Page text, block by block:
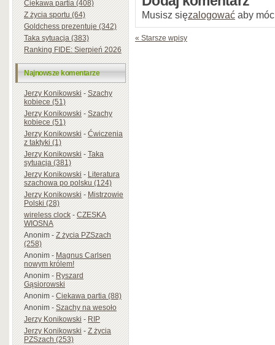
Ciekawa partia (408)
Z życia sportu (64)
Goldchess prezentuje (342)
Taka sytuacja (383)
Ranking FIDE: Sierpień 2026
Najnowsze komentarze
Jerzy Konikowski-Szachy
kobiece (51)
Jerzy Konikowski-Szachy
kobiece (51)
Jerzy Konikowski-Ćwiczenia
z taktyki (1)
Jerzy Konikowski-Taka
sytuacja (381)
Jerzy Konikowski-Literatura
szachowa po polsku (124)
Jerzy Konikowski-Mistrzowie
Polski (28)
wireless clock-CZESKA
WIOSNA
Anonim-Z życia PZSzach
(258)
Anonim-Magnus Carlsen
nowym królem!
Anonim-Ryszard
Gąsiorowski
Anonim-Ciekawa partia (88)
Anonim-Szachy na wesoło
Jerzy Konikowski-RIP
Jerzy Konikowski-Z życia
PZSzach (253)
Musisz sięzalogować aby
« Starsze wpisy